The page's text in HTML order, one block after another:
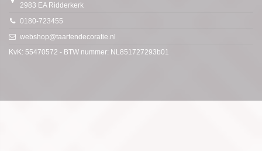
2983 EA Ridderkerk
0180-723455
webshop@taartendecoratie.nl
KvK: 55470572 - BTW nummer: NL851727293b01